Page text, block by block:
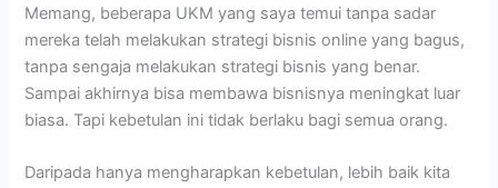
Memang, beberapa UKM yang saya temui tanpa sadar
mereka telah melakukan strategi bisnis online yang bagus,
tanpa sengaja melakukan strategi bisnis yang benar.
Sampai akhirnya bisa membawa bisnisnya meningkat luar
biasa. Tapi kebetulan ini tidak berlaku bagi semua orang.
Daripada hanya mengharapkan kebetulan, lebih baik kita